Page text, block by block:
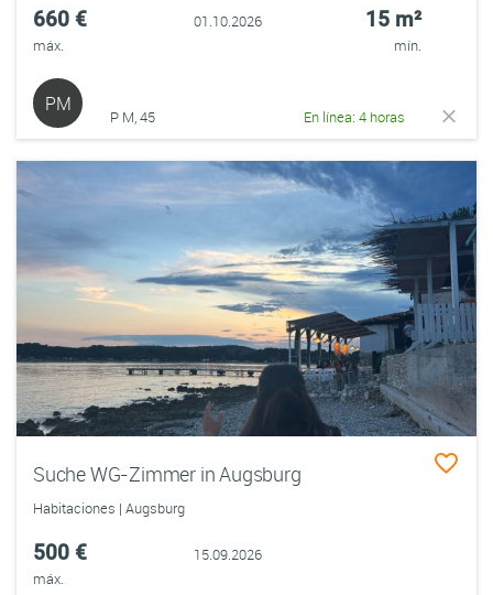
660 €
máx.
01.10.2026 15 m²
mín.
PM
P M, 45 En línea: 4 horas
Suche WG-Zimmer in Augsburg
Habitaciones | Augsburg
500 €
máx.
15.09.2026